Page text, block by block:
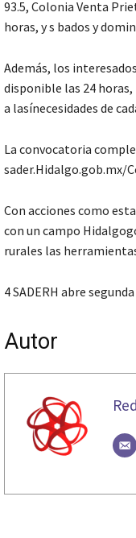
93.5, Colonia Venta
horas, y s bados y
Además, los
disponible las 24
a lasínecesidades de
La convocatoria
sader.Hidalgo.gob.mx/
Con acciones como
con un campo
rurales las
4 SADERH abre
Autor